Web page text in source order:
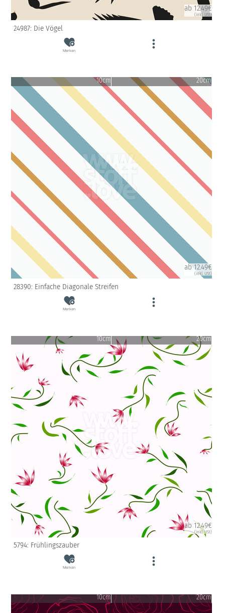
ab 12.49€
(inkl. USt)
24987: Die Vögel
Merken
10cm 20cm
ab 12.49€
(inkl. USt)
28390: Einfache Diagonale Streifen
Merken
10cm 20cm
ab 12.49€
(inkl. USt)
5794: Frühlingszauber
Merken
10cm 20cm